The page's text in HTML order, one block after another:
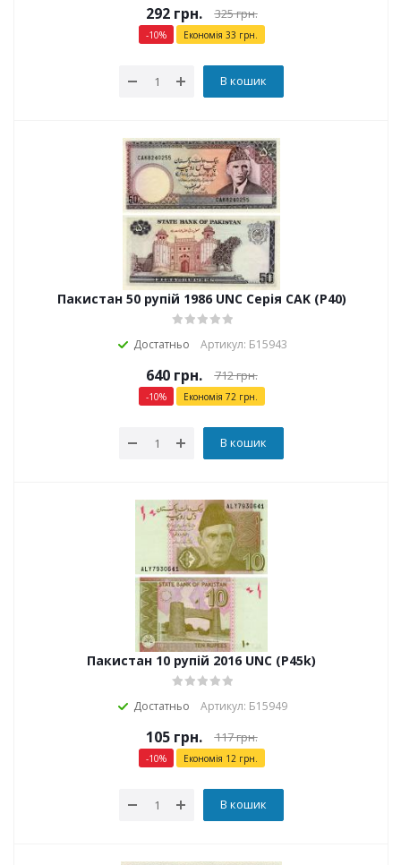
292грн. 325грн.
-10% Економія 33 грн.
В кошик
Пакистан 50 рупій 1986 UNC Серія CAK (P40)
Достатньо Артикул: Б15943
640грн. 712грн.
-10% Економія 72грн.
В кошик
Пакистан 10 рупій 2016 UNC (P45k)
Достатньо Артикул: Б15949
105грн. 117грн.
-10% Економія 12грн.
В кошик